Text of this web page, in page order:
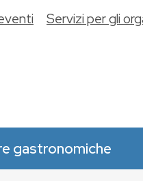
gastronomiche
Servizi per gli